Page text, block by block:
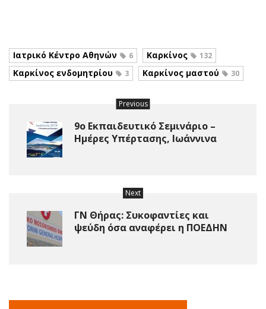
Ιατρικό Κέντρο Αθηνών 6 Καρκίνος 132
Καρκίνος ενδομητρίου 3 Καρκίνος μαστού 30
Previous
9ο Εκπαιδευτικό Σεμινάριο –
Ημέρες Υπέρτασης, Ιωάννινα
Next
ΓΝ Θήρας: Συκοφαντίες και
ψεύδη όσα αναφέρει η ΠΟΕΔΗΝ